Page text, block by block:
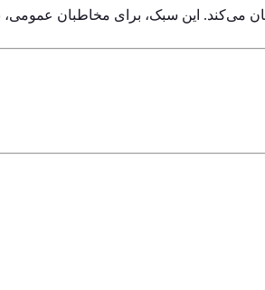
می‌کند. این سبک، برای مخاطبان عمومی،